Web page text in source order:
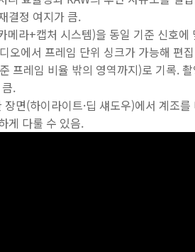
결정 여지가 큼.
메라+캡처 시스템)을 동일 기준 신호
오에서 프레임 단위 싱크가 가능해 편
프레임 비율 밖의 영역까지)로 기록.
.
면(하이라이트·딥 섀도우)에서 계조
게 다룰 수 있음.